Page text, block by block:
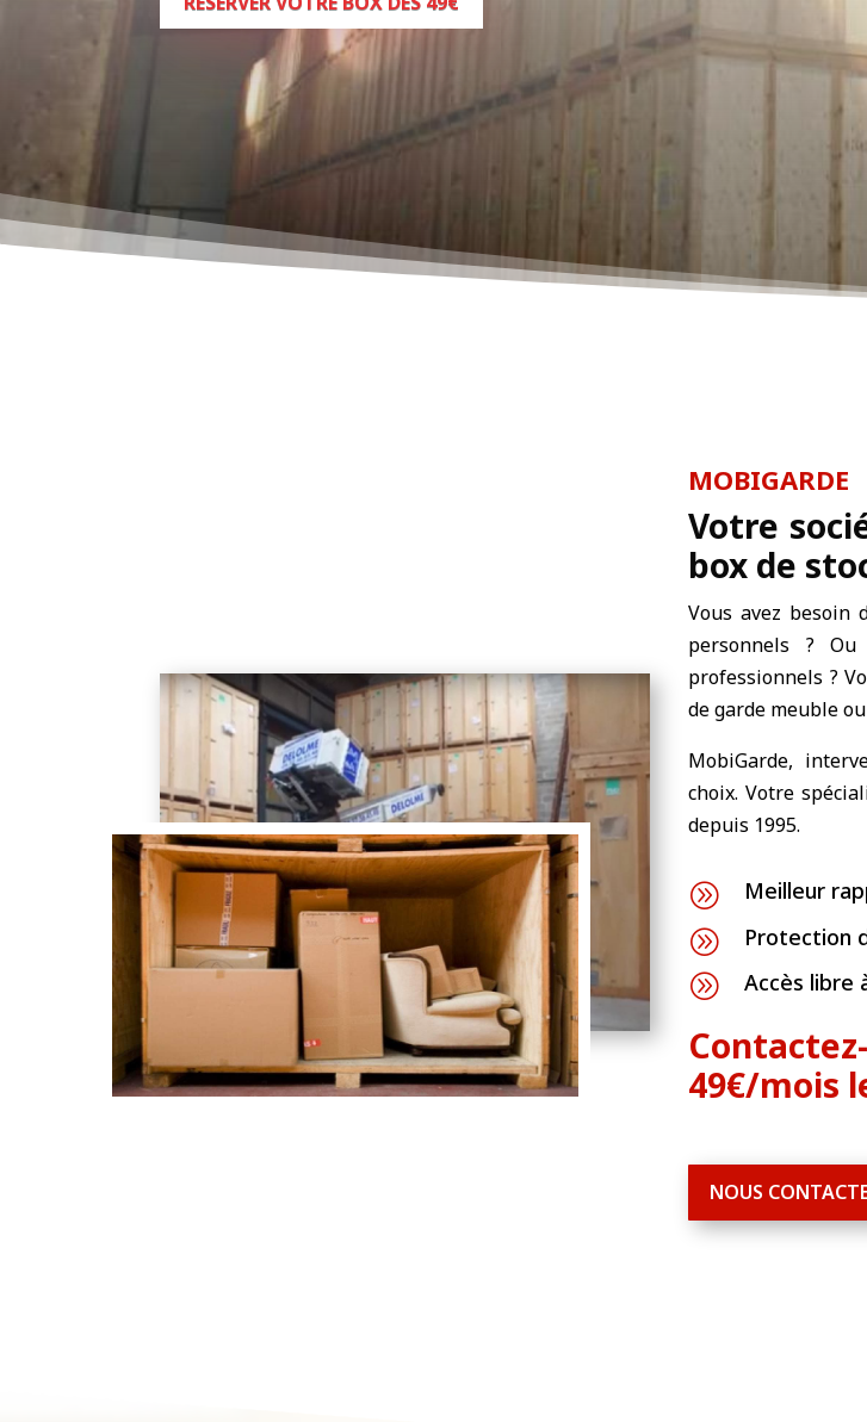
MOBIGARDE
Votre
box de
Vous avez besoin
personnels ?
professionnels ?
de garde meuble
MobiGarde,
choix. Votre
depuis 1995.
A Meilleur
A Protection
A Accès libre
49€/mois
NOUS